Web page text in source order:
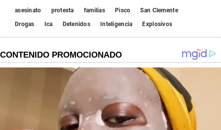
asesinato protesta familias Pisco
San Clemente
Drogas
Ica Detenidos Inteligencia Explosivos